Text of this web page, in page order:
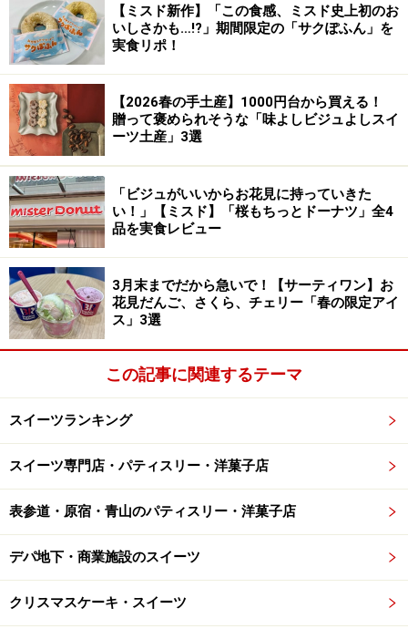
ちごのやさしい甘さがふわりと広がります。いちごみる
くあんの滑らかな口どけと、ザクッとしたいちご顆粒の
食感も美味。いちごとあんこの組み合わせを満喫でき
る、和テイストのドーナツです。
2. 「桜もちっとドーナツ 春かおるいちご
風」
「桜もちっとドーナツ 春かおるいちご風」テイクアウト205
円／イートイン209円
続いて紹介するのは、「桜もちっとドーナツ 春かおるい
ちご風」テイクアウト205円／イートイン209円。桜風味
の生地に、いちご風味のグレーズ（ドーナツを覆う薄く
半透明の砂糖衣）をコーティングした一品です。今回の
シリーズの中では、最も手頃な価格で楽しむことができ
ます。
トッピングが少ない分、生地本来のもちっとした弾力や風味
をしっかり楽しめるドーナツです
ひと口頬張ると、生地がもっちもち！ そこにいちごジャ
【ミスド新作】「この食感、ミスド史上初のお
いしさかも…!?」期間限定の「サクぽふん」を
実食リポ！
【2026春の手土産】1000円台から買える！
贈って褒められそうな「味よしビジュよしスイ
ーツ土産」3選
「ビジュがいいからお花見に持っていきた
い！」【ミスド】「桜もちっとドーナツ」全4
品を実食レビュー
3月末までだから急いで！【サーティワン】お
花見だんご、さくら、チェリー「春の限定アイ
ス」3選
この記事に関連するテーマ
スイーツランキング
スイーツ専門店・パティスリー・洋菓子店
表参道・原宿・青山のパティスリー・洋菓子店
デパ地下・商業施設のスイーツ
クリスマスケーキ・スイーツ